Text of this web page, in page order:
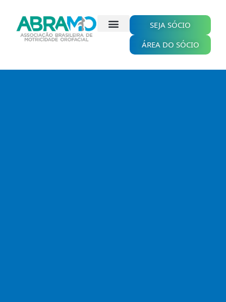
conteúdo
SEJA SÓCIO
ÁREA DO SÓCIO